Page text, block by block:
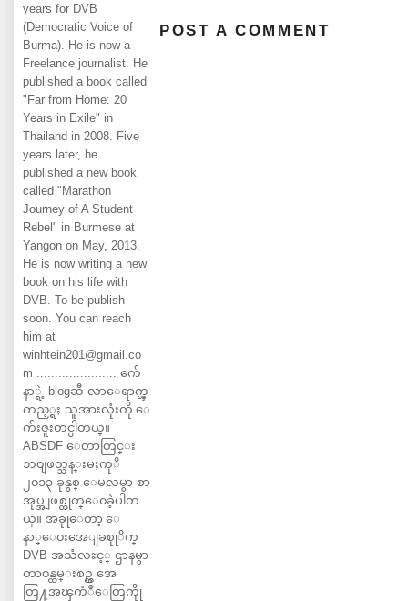
years for DVB
(Democratic Voice of
Burma). He is now a
Freelance journalist. He
published a book called
"Far from Home: 20
Years in Exile" in
Thailand in 2008. Five
years later, he
published a new book
called "Marathon
Journey of A Student
Rebel" in Burmese at
Yangon on May, 2013.
He is now writing a new
book on his life with
DVB. To be publish
soon. You can reach
him at
winhtein201@gmail.co
m ...................... က်ေ
နာ္ရဲ့ blogဆီ လာေရာက္ၾ
ကည့္ရႈ သူအားလုံးကို ေ
က်းဇူးတင္ပါတယ္။
ABSDF ေတာတြင္း
ဘ၀ျဖတ္သန္းမႈကုိ
၂၀၁၃ ခုနွစ္ ေမလမွာ စာ
အုပ္အျဖစ္ထုတ္ေ၀ခဲ့ပါတ
ယ္။ အခုုေတာ့ ေ
နာ္ေ၀းအေျခစုုိက္
DVB အသံလႊင့္ ဌာနမွာ
တာ၀န္ထမ္းစဥ္က အေ
တြ႔အၾကံဳေတြကိုု
POST A COMMENT